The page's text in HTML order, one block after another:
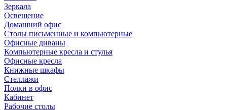
Зеркала
Освещение
Домашний офис
Столы письменные и компьютерные
Офисные диваны
Компьютерные кресла и стулья
Офисные кресла
Книжные шкафы
Стеллажи
Полки в офис
Кабинет
Рабочие столы